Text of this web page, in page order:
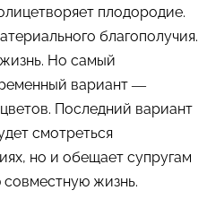
плодородие.
благополучия.
Но самый
вариант —
Последний вариант
смотреться
но и обещает супругам
жизнь.